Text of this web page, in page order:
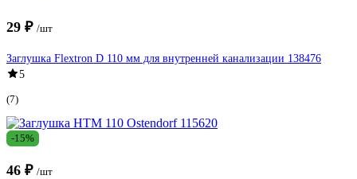
29 ₽ /шт
Заглушка Flextron D 110 мм для внутренней канализации 138476
5
(7)
-15%
46 ₽ /шт